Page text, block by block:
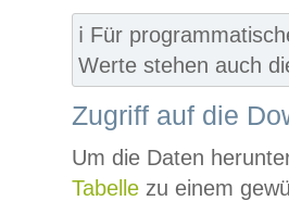
ℹ️ Für
Werte stehen auch
Zugriff auf die
Um die Daten
Tabelle zu einem